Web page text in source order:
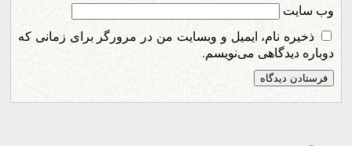
وب‌ سایت
ذخیره نام، ایمیل و وبسایت من در مرورگر برای زمانی که
دوباره دیدگاهی می‌نویسم.